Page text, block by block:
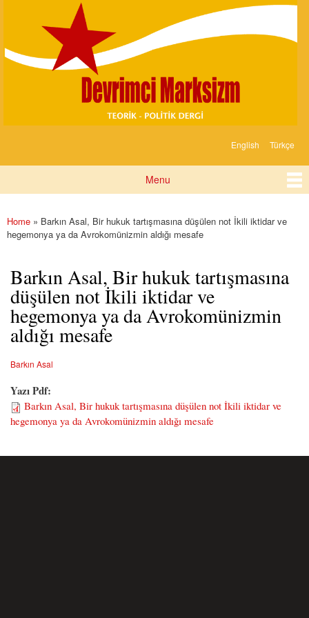
content
Marksizm
English Türkçe
Menu
You are here
Home » Barkın Asal, Bir hukuk tartışmasına düşülen not İkili iktidar ve
hegemonya ya da Avrokomünizmin aldığı mesafe
Barkın Asal, Bir hukuk tartışmasına
düşülen not İkili iktidar ve
hegemonya ya da Avrokomünizmin
aldığı mesafe
Barkın Asal
Yazı Pdf:
Barkın Asal, Bir hukuk tartışmasına düşülen not İkili iktidar ve
hegemonya ya da Avrokomünizmin aldığı mesafe